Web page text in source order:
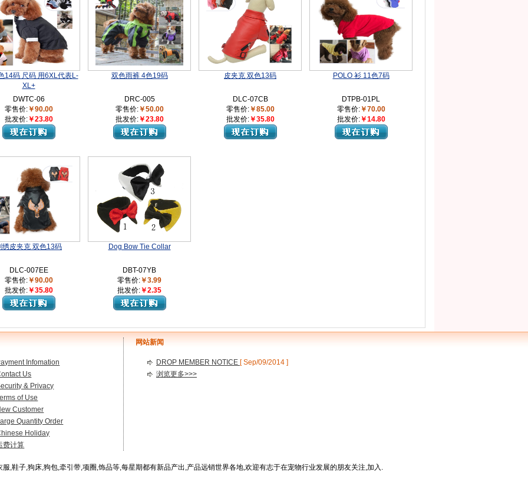
14码 尺码 用6XL代表L-
XL+
DWTC-06
零售价:￥90.00
批发价:￥23.80
双色雨裤 4色19码
DRC-005
零售价:￥50.00
批发价:￥23.80
皮夹克 双色13码
DLC-07CB
零售价:￥85.00
批发价:￥35.80
POLO 衫 11色7码
DTPB-01PL
零售价:￥70.00
批发价:￥14.80
绣皮夹克 双色13码
DLC-007EE
零售价:￥90.00
批发价:￥35.80
Dog Bow Tie Collar
DBT-07YB
零售价: ￥3.99
批发价: ￥2.35
Infomation
Us
& Privacy
of Use
Customer
Quantity Order
Holiday
费计算
网站新闻
DROP MEMBER NOTICE [ Sep/09/2014 ]
浏览更多>>>
,鞋子,狗床,狗包,牵引带,项圈,饰品等,每星期都有新品产出,产品远销世界各地,欢迎有志于在宠物行业发展的朋友关注,加入.